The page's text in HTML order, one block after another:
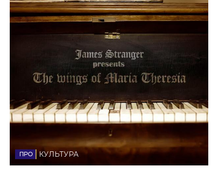
Соціум
Втрачений Ужгород
Втрачений Ужгород (відеоверсія)
ЗАКАРПАТСЬКІ НОВИНИ
КУЛЬТУРА